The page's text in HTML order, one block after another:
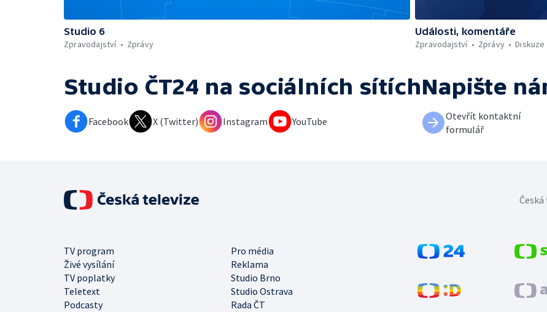
Studio 6
Zpravodajství
Zprávy
Události, komentáře
Zpravodajství
Zprávy Diskuze
Studio ČT24 na sociálních sítích
Facebook X (Twitter) Instagram YouTube
Napište
Otevřít kontaktní
formulář
TV program
Pro média
Živé vysílání
Reklama
TV poplatky
Studio Brno
Teletext
Studio Ostrava
Podcasty
Rada ČT